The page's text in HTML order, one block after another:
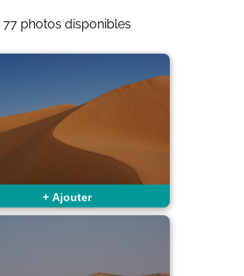
77 photos disponibles
+ Ajouter